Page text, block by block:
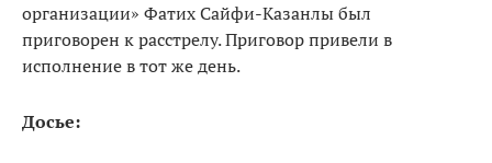
организации» Фатих Сайфи-Казанлы был
приговорен к расстрелу. Приговор привели в
исполнение в тот же день.
Досье: